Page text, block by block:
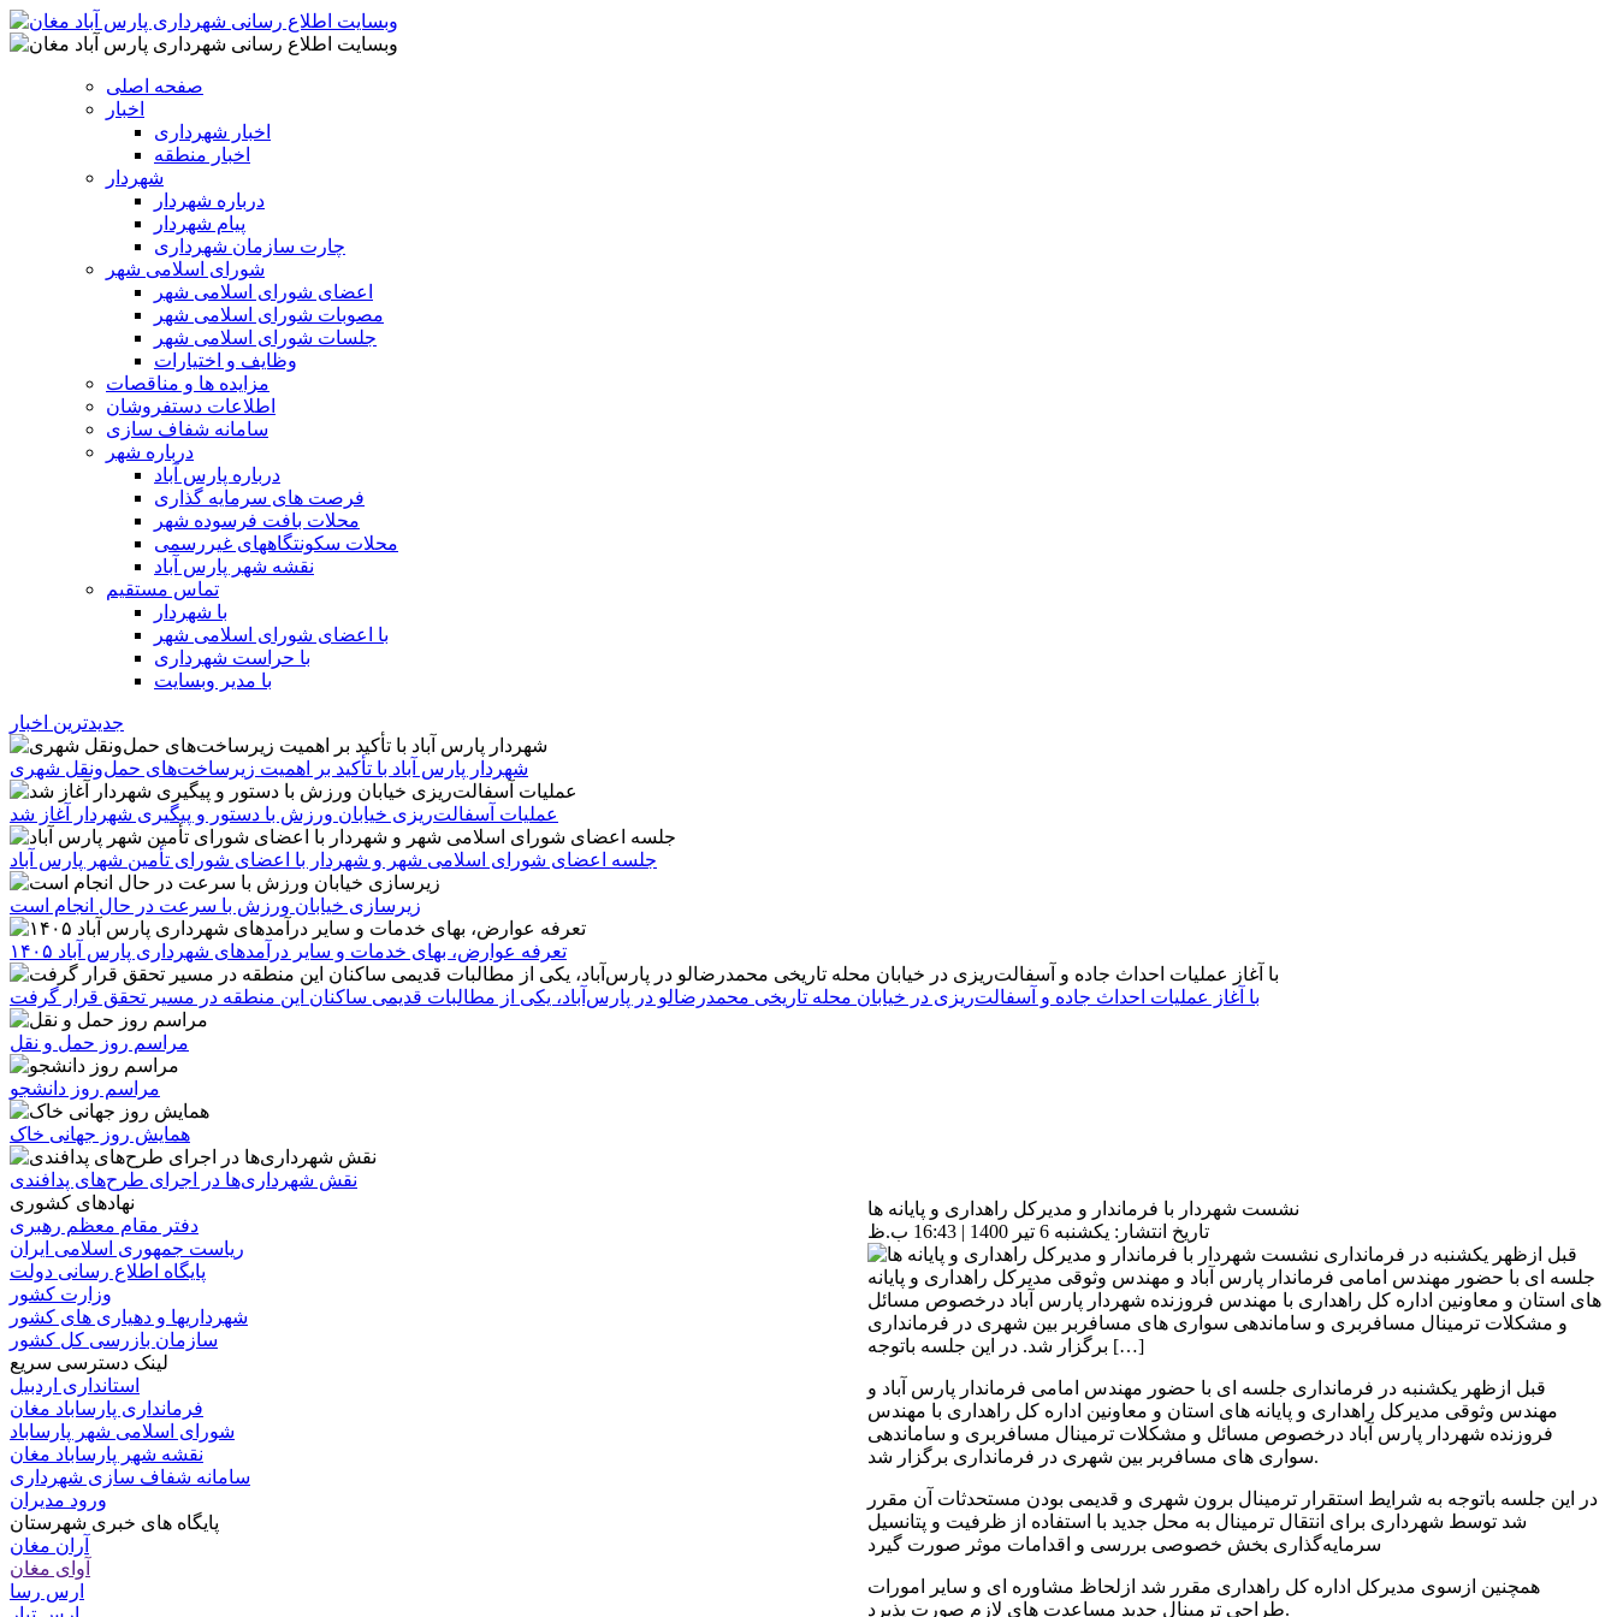
صفحه اصلی
اخبار
اخبار شهرداری
اخبار منطقه
شهردار
درباره شهردار
پیام شهردار
چارت سازمان شهرداری
شورای اسلامی شهر
اعضای شورای اسلامی شهر
مصوبات شورای اسلامی شهر
جلسات شورای اسلامی شهر
وظایف و اختیارات
مزایده ها و مناقصات
اطلاعات دستفروشان
سامانه شفاف سازی
درباره شهر
درباره پارس آباد
فرصت های سرمایه گذاری
محلات بافت فرسوده شهر
محلات سکونتگاههای غیررسمی
نقشه شهر پارس آباد
تماس مستقیم
با شهردار
با اعضای شورای اسلامی شهر
با حراست شهرداری
با مدیر وبسایت
جدیدترین اخبار
شهردار پارس آباد با تأکید بر اهمیت زیرساخت‌های حمل‌ونقل شهری
عملیات آسفالت‌ریزی خیابان ورزش با دستور و پیگیری شهردار آغاز شد
جلسه اعضای شورای اسلامی شهر و شهردار با اعضای شورای تأمین شهر پارس آباد
زیرسازی خیابان ورزش با سرعت در حال انجام است
تعرفه عوارض، بهای خدمات و سایر درآمدهای شهرداری پارس آباد ۱۴۰۵
با آغاز عملیات احداث جاده و آسفالت‌ریزی در خیابان محله تاریخی محمدرضالو در پارس‌آباد، یکی از مطالبات قدیمی ساکنان این منطقه در مسیر تحقق قرار گرفت
مراسم روز حمل و نقل
مراسم روز دانشجو
همایش روز جهانی خاک
نقش شهرداری‌ها در اجرای طرح‌های پدافندی
نشست شهردار با فرماندار و مدیرکل راهداری و پایانه ها
تاریخ انتشار: یکشنبه 6 تیر 1400 | 16:43 ب.ظ
جلسه ای با حضور مهندس امامی فرماندار پارس آباد و مهندس وثوقی مدیرکل راهداری و پایانه
های استان و معاونین اداره کل راهداری با مهندس فروزنده شهردار پارس آباد درخصوص مسائل
و مشکلات ترمینال مسافربری و ساماندهی سواری های مسافربر بین شهری در فرمانداری
برگزار شد. در این جلسه باتوجه […]
قبل ازظهر یکشنبه در فرمانداری جلسه ای با حضور مهندس امامی فرماندار پارس آباد و
مهندس وثوقی مدیرکل راهداری و پایانه های استان و معاونین اداره کل راهداری با مهندس
فروزنده شهردار پارس آباد درخصوص مسائل و مشکلات ترمینال مسافربری و ساماندهی
سواری های مسافربر بین شهری در فرمانداری برگزار شد.
در این جلسه باتوجه به شرایط استقرار ترمینال برون شهری و قدیمی بودن مستحدثات آن مقرر
شد توسط شهرداری برای انتقال ترمینال به محل جدید با استفاده از ظرفیت و پتانسیل
سرمایه‌گذاری بخش خصوصی بررسی و اقدامات موثر صورت گیرد
همچنین ازسوی مدیرکل اداره‌ کل راهداری مقرر شد ازلحاظ مشاوره ای و سایر امورات
طراحی ترمینال جدید مساعدت های لازم صورت پذیرد.
نهادهای کشوری
دفتر مقام معظم رهبری
ریاست جمهوری اسلامی ایران
پایگاه اطلاع رسانی دولت
وزارت کشور
شهرداریها و دهیاری های کشور
سازمان بازرسی کل کشور
لینک دسترسی سریع
استانداری اردبیل
فرمانداری پارساباد مغان
شورای اسلامی شهر پارساباد
نقشه شهر پارساباد مغان
سامانه شفاف سازی شهرداری
ورود مدیران
پایگاه های خبری شهرستان
آران مغان
آوای مغان
ارس رسا